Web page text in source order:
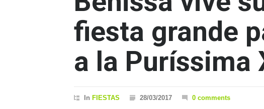
fiesta grande
a la Puríssima
In FIESTAS 28/03/2017 0 comments